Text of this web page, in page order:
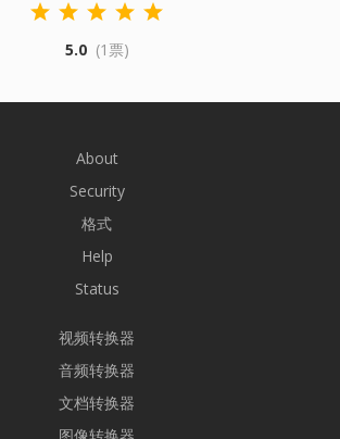
5.0 (1票)
About
Security
格式
Help
Status
视频转换器
音频转换器
文档转换器